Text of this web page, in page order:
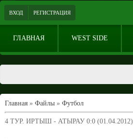
ВХОД РЕГИСТРАЦИЯ
ГЛАВНАЯ WEST SIDE
Главная » Файлы » Футбол
4 ТУР. ИРТЫШ - АТЫРАУ 0:0 (01.04.2012)